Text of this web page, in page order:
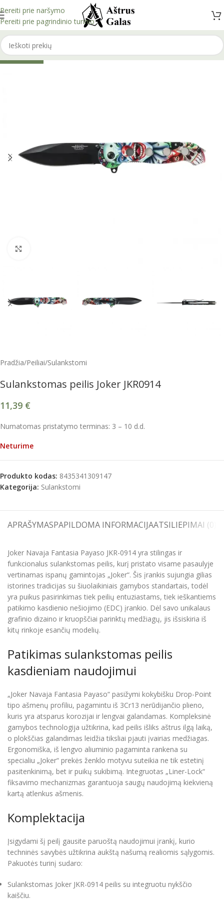
Pereiti prie naršymo
Pereiti prie pagrindinio turinio
Pradžia/Peiliai/Sulankstomi
Sulankstomas peilis Joker JKR0914
11,39 €
Numatomas pristatymo terminas: 3 – 10 d.d.
Neturime
Produkto kodas: 8435341309147
Kategorija: Sulankstomi
APRAŠYMASPAPILDOMA INFORMACIJAATSILIEPIMAI (0)
Joker Navaja Fantasia Payaso JKR-0914 yra stilingas ir
funkcionalus sulankstomas peilis, kurį pristato visame pasaulyje
vertinamas ispanų gamintojas „Joker“. Šis įrankis sujungia gilias
istorines tradicijas su šiuolaikiniais gamybos standartais, todėl
yra puikus pasirinkimas tiek peilių entuziastams, tiek ieškantiems
patikimo kasdienio nešiojimo (EDC) įrankio. Dėl savo unikalaus
grafinio dizaino ir kruopščiai parinktų medžiagų, jis išsiskiria iš
kitų rinkoje esančių modelių.
Patikimas sulankstomas peilis
kasdieniam naudojimui
„Joker Navaja Fantasia Payaso“ pasižymi kokybišku Drop-Point
tipo ašmenų profiliu, pagamintu iš 3Cr13 nerūdijančio plieno,
kuris yra atsparus korozijai ir lengvai galandamas. Kompleksinė
gamybos technologija užtikrina, kad peilis išliks aštrus ilgą laiką,
o plokščias galandimas leidžia tiksliai pjauti įvairias medžiagas.
Ergonomiška, iš lengvo aliuminio pagaminta rankena su
specialiu „Joker“ prekės ženklo motyvu suteikia ne tik estetinį
pasitenkinimą, bet ir puikų sukibimą. Integruotas „Liner-Lock“
fiksavimo mechanizmas garantuoja saugų naudojimą kiekvieną
kartą atlenkus ašmenis.
Komplektacija
Įsigydami šį peilį gausite paruoštą naudojimui įrankį, kurio
techninės savybės užtikrina aukštą našumą realiomis sąlygomis.
Pakuotės turinį sudaro:
Sulankstomas Joker JKR-0914 peilis su integruotu nykščio
kaiščiu.